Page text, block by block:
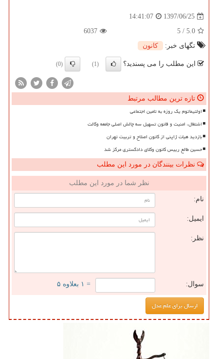
1397/06/25
14:41:07
5.0
/
5
6037
تگهای خبر:
كانون
این مطلب را می پسندید؟ (1)
(0)
تازه ترین مطالب مرتبط
اولتیماتوم یک روزه به تامین اجتماعی
اشتغال، امنیت و قانون تسهیل سه چالش اصلی جامعه وکالت
بازدید هیات ژاپنی از کانون اصلاح و تربیت تهران
حسین طالع رییس کانون وکلای دادگستری مرکز شد
نظرات بینندگان در مورد این مطلب
نظر شما در مورد این مطلب
نام:
ایمیل:
نظر:
سوال: = ۱ بعلاوه ۵